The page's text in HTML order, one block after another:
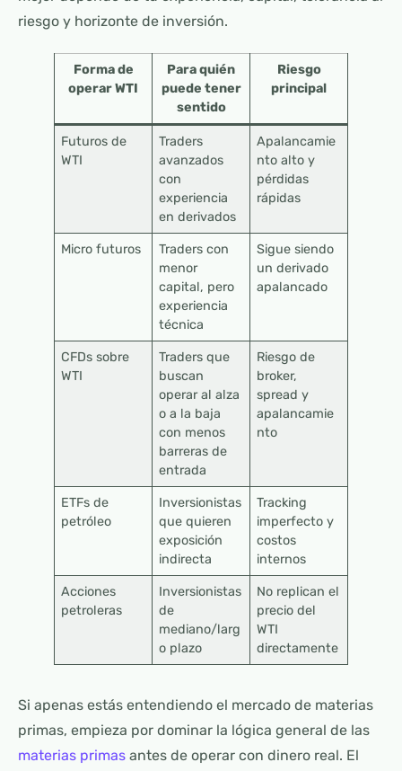
riesgo y horizonte de inversión.
Forma de
operar WTI
Para quién
puede tener
sentido
Riesgo
principal
Futuros de
WTI
Traders
avanzados
con
experiencia
en derivados
Apalancamie
nto alto y
pérdidas
rápidas
Micro futuros
Traders con
menor
capital, pero
experiencia
técnica
Sigue siendo
un derivado
apalancado
CFDs sobre
WTI
Traders que
buscan
operar al alza
o a la baja
con menos
barreras de
entrada
Riesgo de
broker,
spread y
apalancamie
nto
ETFs de
petróleo
Inversionistas
que quieren
exposición
indirecta
Tracking
imperfecto y
costos
internos
Acciones
petroleras
Inversionistas
de
mediano/larg
o plazo
No replican el
precio del
WTI
directamente
Si apenas estás entendiendo el mercado de materias
primas, empieza por dominar la lógica general de las
materias primas antes de operar con dinero real. El